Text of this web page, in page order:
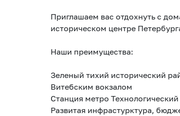
Приглашаем вас отдохнуть с
историческом центре
Наши преимущества:
Зеленый тихий исторический
Витебским вокзалом
Станция метро
Развитая инфрастурктура,